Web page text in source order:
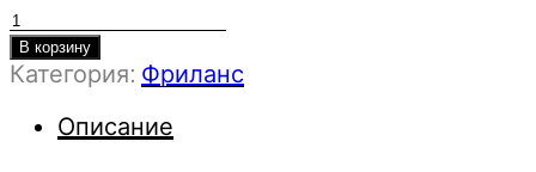
Количество
товара
Как
страшные
В корзину
Категория: Фриланс
Описание